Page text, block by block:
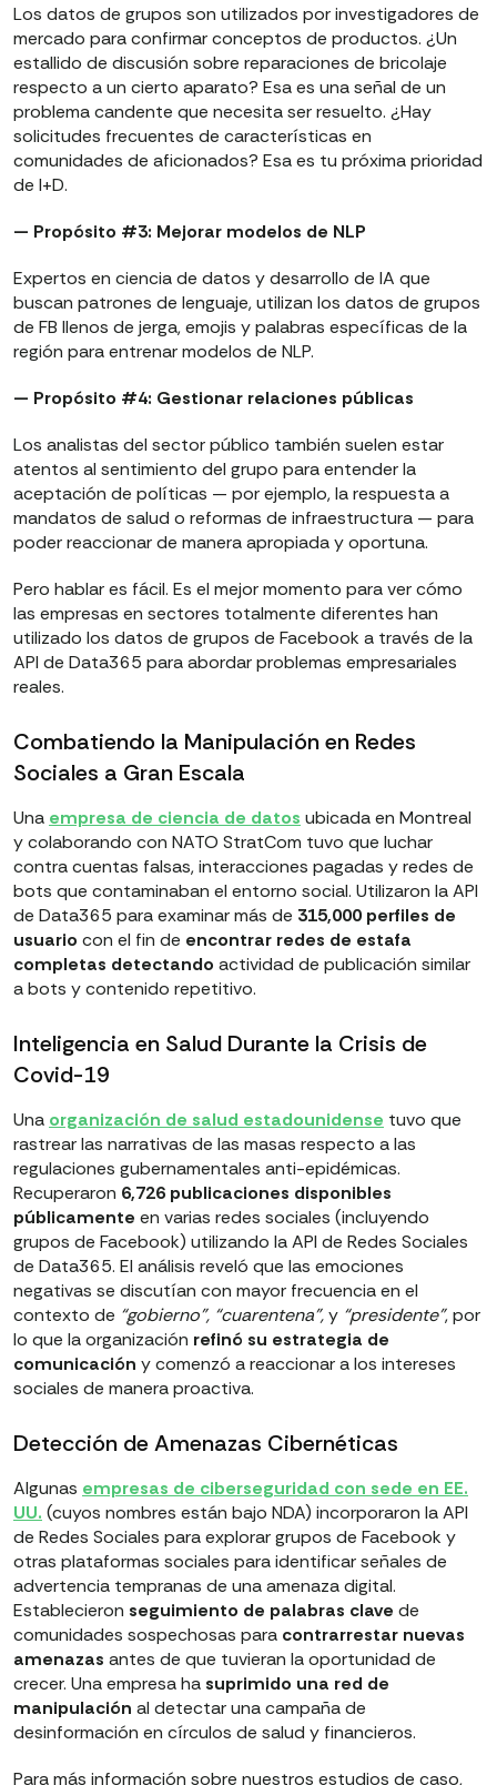
Los datos de grupos son utilizados por investigadores de
mercado para confirmar conceptos de productos. ¿Un
estallido de discusión sobre reparaciones de bricolaje
respecto a un cierto aparato? Esa es una señal de un
problema candente que necesita ser resuelto. ¿Hay
solicitudes frecuentes de características en
comunidades de aficionados? Esa es tu próxima prioridad
de I+D.
— Propósito #3: Mejorar modelos de NLP
Expertos en ciencia de datos y desarrollo de IA que
buscan patrones de lenguaje, utilizan los datos de grupos
de FB llenos de jerga, emojis y palabras específicas de la
región para entrenar modelos de NLP.
— Propósito #4: Gestionar relaciones públicas
Los analistas del sector público también suelen estar
atentos al sentimiento del grupo para entender la
aceptación de políticas — por ejemplo, la respuesta a
mandatos de salud o reformas de infraestructura — para
poder reaccionar de manera apropiada y oportuna.
Pero hablar es fácil. Es el mejor momento para ver cómo
las empresas en sectores totalmente diferentes han
utilizado los datos de grupos de Facebook a través de la
API de Data365 para abordar problemas empresariales
reales.
Combatiendo la Manipulación en Redes
Sociales a Gran Escala
Una empresa de ciencia de datos ubicada en Montreal
y colaborando con NATO StratCom tuvo que luchar
contra cuentas falsas, interacciones pagadas y redes de
bots que contaminaban el entorno social. Utilizaron la API
de Data365 para examinar más de 315,000 perfiles de
usuario con el fin de encontrar redes de estafa
completas detectando actividad de publicación similar
a bots y contenido repetitivo.
Inteligencia en Salud Durante la Crisis de
Covid-19
Una organización de salud estadounidense tuvo que
rastrear las narrativas de las masas respecto a las
regulaciones gubernamentales anti-epidémicas.
Recuperaron 6,726 publicaciones disponibles
públicamente en varias redes sociales (incluyendo
grupos de Facebook) utilizando la API de Redes Sociales
de Data365. El análisis reveló que las emociones
negativas se discutían con mayor frecuencia en el
contexto de “gobierno”, “cuarentena”,y “presidente”, por
lo que la organización refinó su estrategia de
comunicación y comenzó a reaccionar a los intereses
sociales de manera proactiva.
Detección de Amenazas Cibernéticas
Algunas empresas de ciberseguridad con sede en EE.
UU. (cuyos nombres están bajo NDA) incorporaron la API
de Redes Sociales para explorar grupos de Facebook y
otras plataformas sociales para identificar señales de
advertencia tempranas de una amenaza digital.
Establecieron seguimiento de palabras clave de
comunidades sospechosas para contrarrestar nuevas
amenazas antes de que tuvieran la oportunidad de
crecer. Una empresa ha suprimido una red de
manipulación al detectar una campaña de
desinformación en círculos de salud y financieros.
Para más información sobre nuestros estudios de caso,